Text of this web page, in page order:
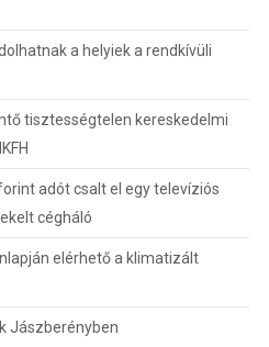
a helyiek a rendkívüli
tisztességtelen kereskedelmi
adót csalt el egy televíziós
cégháló
elérhető a klimatizált
Jászberényben